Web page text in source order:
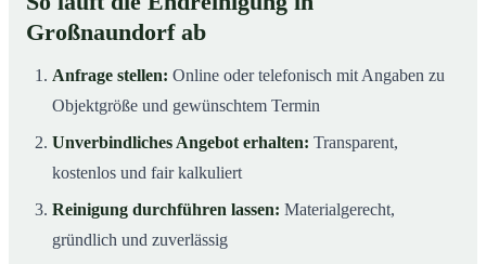
Großnaundorf ab
Anfrage stellen: Online oder telefonisch mit Angaben zu
Objektgröße und gewünschtem Termin
Unverbindliches Angebot erhalten: Transparent,
kostenlos und fair kalkuliert
Reinigung durchführen lassen: Materialgerecht,
gründlich und zuverlässig